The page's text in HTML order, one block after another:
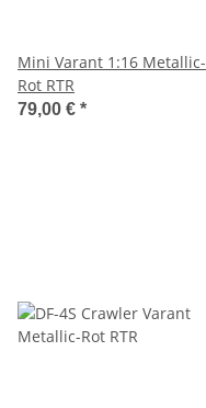
Mini Varant 1:16 Metallic-
Rot RTR
79,00 € *